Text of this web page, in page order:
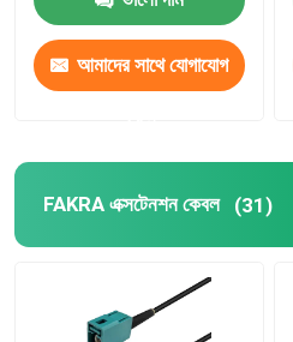
আমাদের সাথে যোগাযোগ
FAKRA এক্সটেনশন কেবল (31)